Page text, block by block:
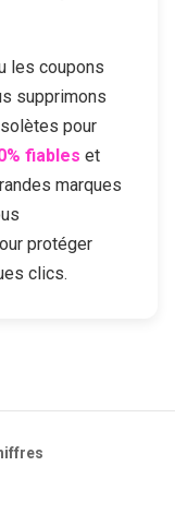
les coupons
supprimons
pour
fiables et
marques
protéger
clics.